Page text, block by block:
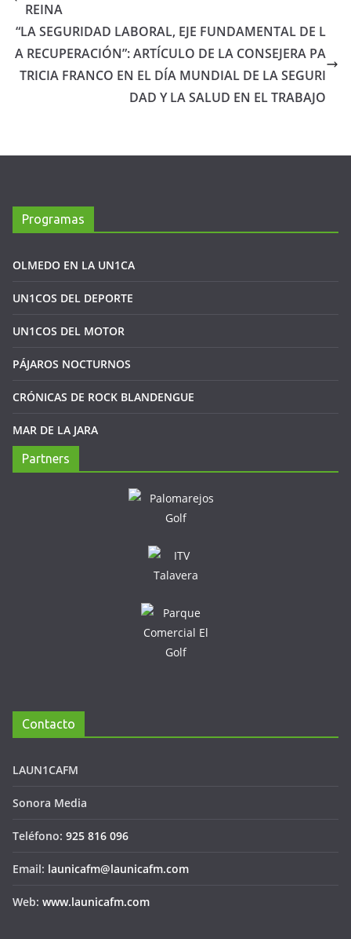
REINA
“LA SEGURIDAD LABORAL, EJE FUNDAMENTAL DE L
A RECUPERACIÓN”: ARTÍCULO DE LA CONSEJERA PA
TRICIA FRANCO EN EL DÍA MUNDIAL DE LA SEGURI
DAD Y LA SALUD EN EL TRABAJO
Programas
OLMEDO EN LA UN1CA
UN1COS DEL DEPORTE
UN1COS DEL MOTOR
PÁJAROS NOCTURNOS
CRÓNICAS DE ROCK BLANDENGUE
MAR DE LA JARA
Partners
Contacto
LAUN1CAFM
Sonora Media
Teléfono: 925 816 096
Email: launicafm@launicafm.com
Web: www.launicafm.com